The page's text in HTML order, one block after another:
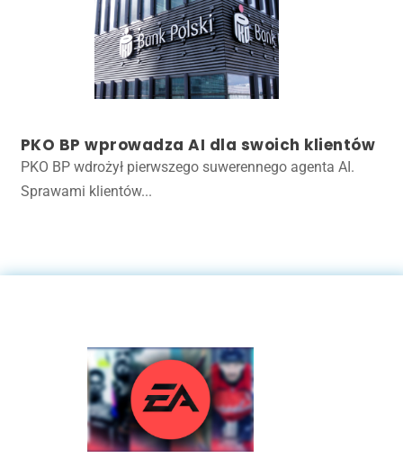
PKO BP wprowadza AI dla swoich klientów
PKO BP wdrożył pierwszego suwerennego agenta AI.
Sprawami klientów...